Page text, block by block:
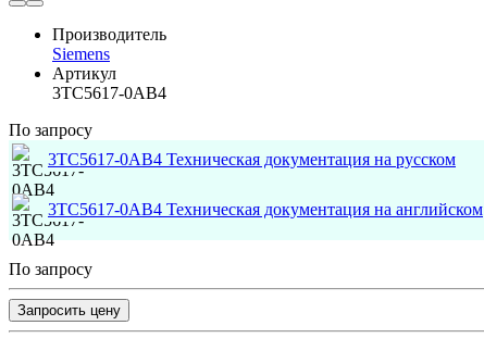
Производитель
Siemens
Артикул
3TC5617-0AB4
По запросу
3TC5617-0AB4 Техническая документация на русском
3TC5617-0AB4 Техническая документация на английском
По запросу
Запросить цену